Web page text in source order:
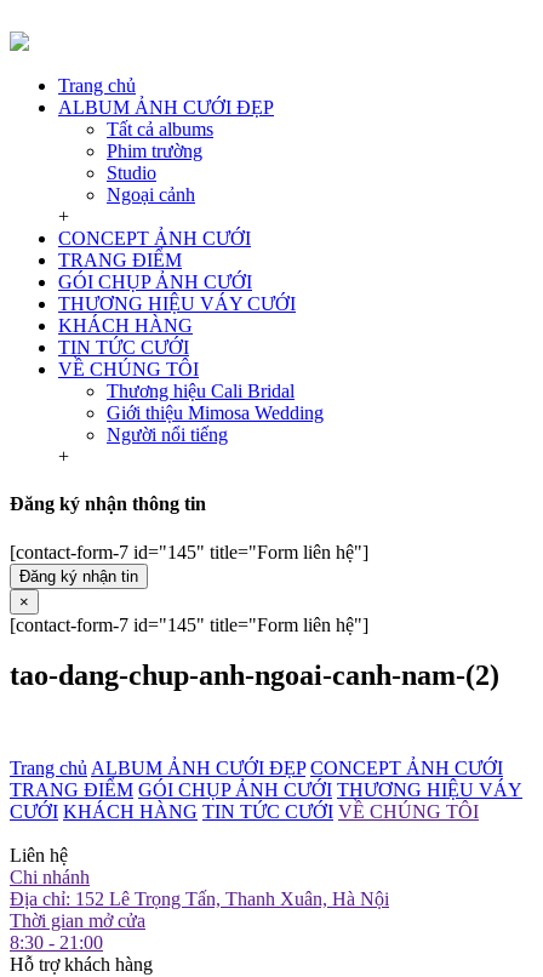
Trang chủ
ALBUM ẢNH CƯỚI ĐẸP
Tất cả albums
Phim trường
Studio
Ngoại cảnh
+
CONCEPT ẢNH CƯỚI
TRANG ĐIỂM
GÓI CHỤP ẢNH CƯỚI
THƯƠNG HIỆU VÁY CƯỚI
KHÁCH HÀNG
TIN TỨC CƯỚI
VỀ CHÚNG TÔI
Thương hiệu Cali Bridal
Giới thiệu Mimosa Wedding
Người nổi tiếng
+
Đăng ký nhận thông tin
[contact-form-7 id="145" title="Form liên hệ"]
Đăng ký nhận tin
×
[contact-form-7 id="145" title="Form liên hệ"]
tao-dang-chup-anh-ngoai-canh-nam-(2)
Trang chủ ALBUM ẢNH CƯỚI ĐẸP CONCEPT ẢNH CƯỚI
TRANG ĐIỂM GÓI CHỤP ẢNH CƯỚI THƯƠNG HIỆU VÁY
CƯỚI KHÁCH HÀNG TIN TỨC CƯỚI VỀ CHÚNG TÔI
Liên hệ
Chi nhánh
Địa chỉ: 152 Lê Trọng Tấn, Thanh Xuân, Hà Nội
Thời gian mở cửa
8:30 - 21:00
Hỗ trợ khách hàng